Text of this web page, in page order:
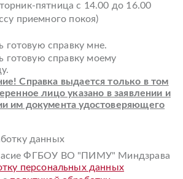
пятница с 14.00 до 16.00
приемного покоя)
готовую справку мне.
готовую справку моему
Справка выдается только в том
лицо указано в заявлении и
им документа удостоверяющего
данных
ФГБОУ ВО "ПИМУ" Миндзрава
персональных данных